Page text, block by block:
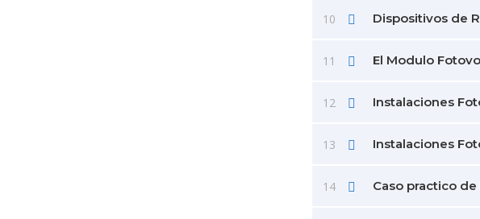
10 Dispositivos de
11 El Modulo
12 Instalaciones
13 Instalaciones
14 Caso practico